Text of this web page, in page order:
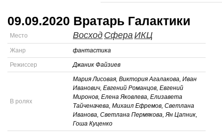
09.09.2020 Вратарь Галактики
Место Восход СфераИКЦ
Жанр фантастика
Режиссер Джаник Файзиев
В ролях
Мария Лисовая, Виктория Агалакова, Иван
Иванович, Евгений Романцов, Евгений
Миронов, Елена Яковлева, Елизавета
Тайченачева, Михаил Ефремов, Светлана
Иванова, Светлана Пермякова, Ян Цапник,
Гоша Куценко